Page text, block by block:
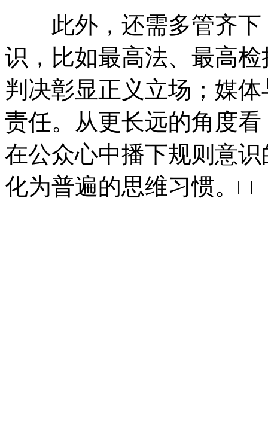
此外，还需多管齐下
识，比如最高法、最高
判决彰显正义立场；媒
责任。从更长远的角度
在公众心中播下规则意
化为普遍的思维习惯。□